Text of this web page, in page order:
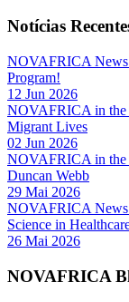
Notícias
NOVAFRICA
Program!
12 Jun 2026
NOVAFRICA in the
Migrant Lives
02 Jun 2026
NOVAFRICA in the
Duncan Webb
29 Mai 2026
NOVAFRICA
Science in
26 Mai 2026
NOVAFRICA